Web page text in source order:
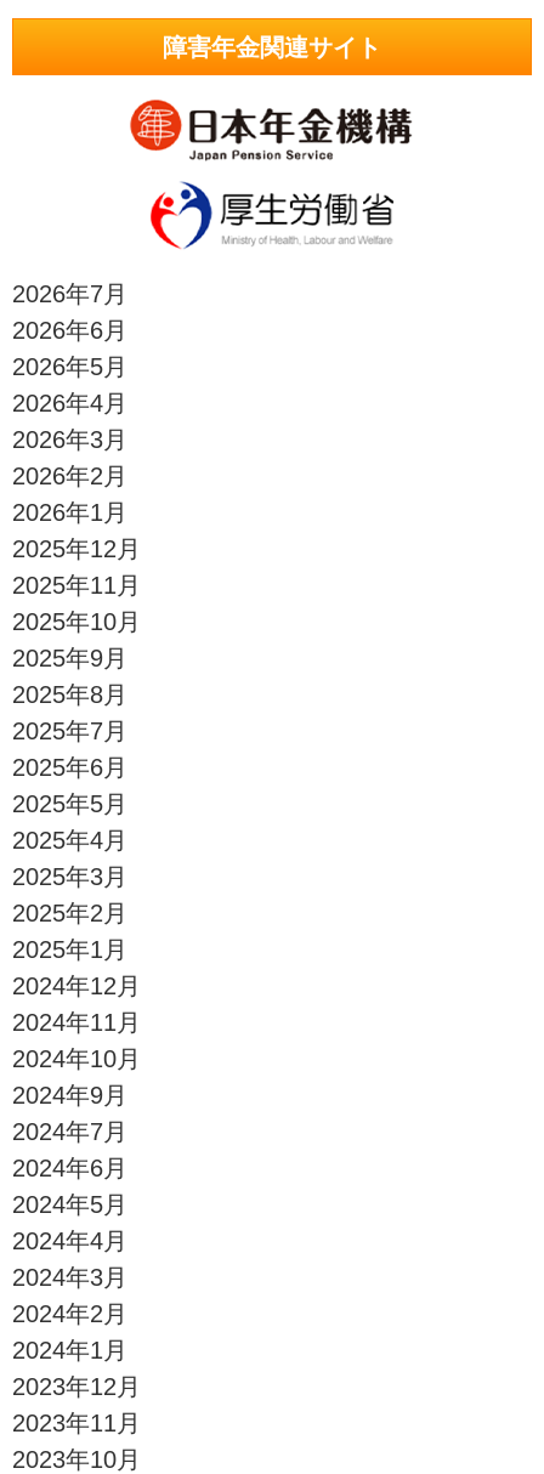
障害年金関連サイト
2026年7月
2026年6月
2026年5月
2026年4月
2026年3月
2026年2月
2026年1月
2025年12月
2025年11月
2025年10月
2025年9月
2025年8月
2025年7月
2025年6月
2025年5月
2025年4月
2025年3月
2025年2月
2025年1月
2024年12月
2024年11月
2024年10月
2024年9月
2024年7月
2024年6月
2024年5月
2024年4月
2024年3月
2024年2月
2024年1月
2023年12月
2023年11月
2023年10月